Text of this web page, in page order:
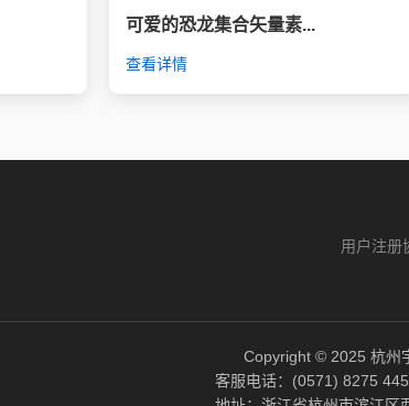
可爱的恐龙集合矢量素...
查看详情
用户注册
Copyright © 2025 杭州
客服电话：(0571) 8275